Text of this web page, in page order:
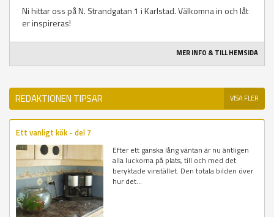
Ni hittar oss på N. Strandgatan 1 i Karlstad. Välkomna in och låt
er inspireras!
MER INFO & TILL HEMSIDA
REDAKTIONEN TIPSAR VISA FLER
Ett vanligt kök - del 7
Efter ett ganska lång väntan är nu äntligen
alla luckorna på plats, till och med det
beryktade vinstället. Den totala bilden över
hur det...